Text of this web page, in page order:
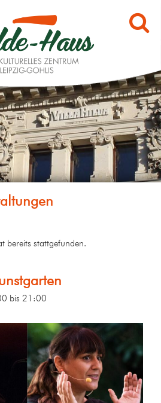
bereits stattgefunden.
bis 21:00